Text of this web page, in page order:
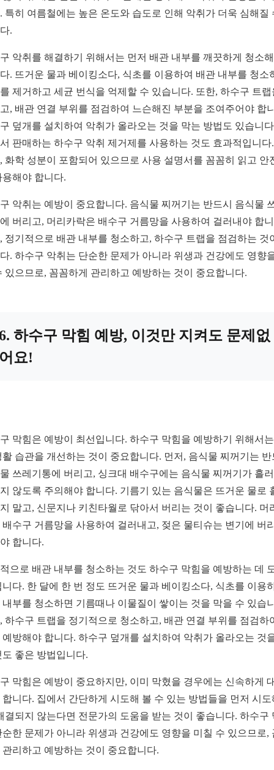
특히 여름철에는 높은 온도와 습도로 인해 악취가 더욱 심해질
.
악취를 해결하기 위해서는 먼저 배관 내부를 깨끗하게 청소
. 뜨거운 물과 베이킹소다, 식초를 이용하여 배관 내부를 청소
제거하고 세균 번식을 억제할 수 있습니다. 또한, 하수구 트랩
, 배관 연결 부위를 점검하여 느슨해진 부분을 조여주어야 합
덮개를 설치하여 악취가 올라오는 것을 막는 방법도 있습니
판매하는 하수구 악취 제거제를 사용하는 것도 효과적입니다
화학 성분이 포함되어 있으므로 사용 설명서를 꼼꼼히 읽고 안
용해야 합니다.
악취는 예방이 중요합니다. 음식물 찌꺼기는 반드시 음식물
버리고, 머리카락은 배수구 거름망을 사용하여 걸러내야 합
정기적으로 배관 내부를 청소하고, 하수구 트랩을 점검하는 것
. 하수구 악취는 단순한 문제가 아니라 위생과 건강에도 영향
있으므로, 꼼꼼하게 관리하고 예방하는 것이 중요합니다.
하수구 막힘 예방, 이것만 지켜도 문제없
요!
막힘은 예방이 최선입니다. 하수구 막힘을 예방하기 위해서
활 습관을 개선하는 것이 중요합니다. 먼저, 음식물 찌꺼기는 반
쓰레기통에 버리고, 싱크대 배수구에는 음식물 찌꺼기가 흘
않도록 주의해야 합니다. 기름기 있는 음식물은 뜨거운 물로
말고, 신문지나 키친타월로 닦아서 버리는 것이 좋습니다. 머
배수구 거름망을 사용하여 걸러내고, 젖은 물티슈는 변기에 버
합니다.
으로 배관 내부를 청소하는 것도 하수구 막힘을 예방하는 데
니다. 한 달에 한 번 정도 뜨거운 물과 베이킹소다, 식초를 이용
내부를 청소하면 기름때나 이물질이 쌓이는 것을 막을 수 있습
하수구 트랩을 정기적으로 청소하고, 배관 연결 부위를 점검하
예방해야 합니다. 하수구 덮개를 설치하여 악취가 올라오는 것
도 좋은 방법입니다.
막힘은 예방이 중요하지만, 이미 막혔을 경우에는 신속하게
합니다. 집에서 간단하게 시도해 볼 수 있는 방법들을 먼저 시도
결되지 않는다면 전문가의 도움을 받는 것이 좋습니다. 하수구
순한 문제가 아니라 위생과 건강에도 영향을 미칠 수 있으므로,
관리하고 예방하는 것이 중요합니다.